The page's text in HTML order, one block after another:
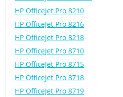
HP OfficeJet Pro 8210
HP OfficeJet Pro 8216
HP OfficeJet Pro 8218
HP OfficeJet Pro 8710
HP OfficeJet Pro 8715
HP OfficeJet Pro 8718
HP OfficeJet Pro 8719